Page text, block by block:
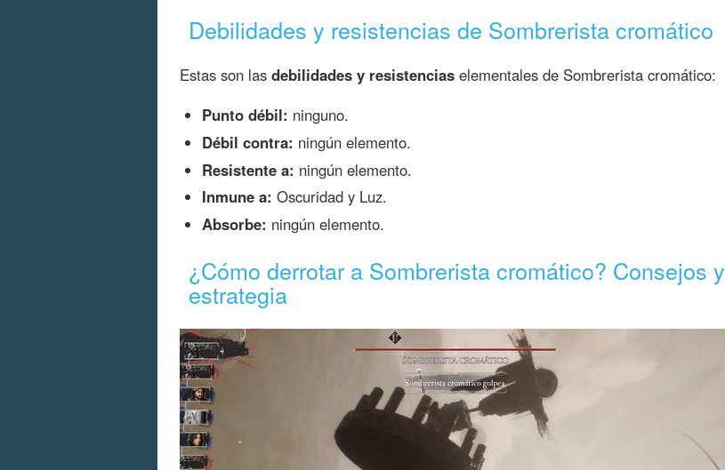
Debilidades y resistencias de Sombrerista cromático
Estas son las debilidades y resistencias elementales de Sombrerista cromático:
Punto débil: ninguno.
Débil contra: ningún elemento.
Resistente a: ningún elemento.
Inmune a: Oscuridad y Luz.
Absorbe: ningún elemento.
¿Cómo derrotar a Sombrerista cromático? Consejos y
estrategia